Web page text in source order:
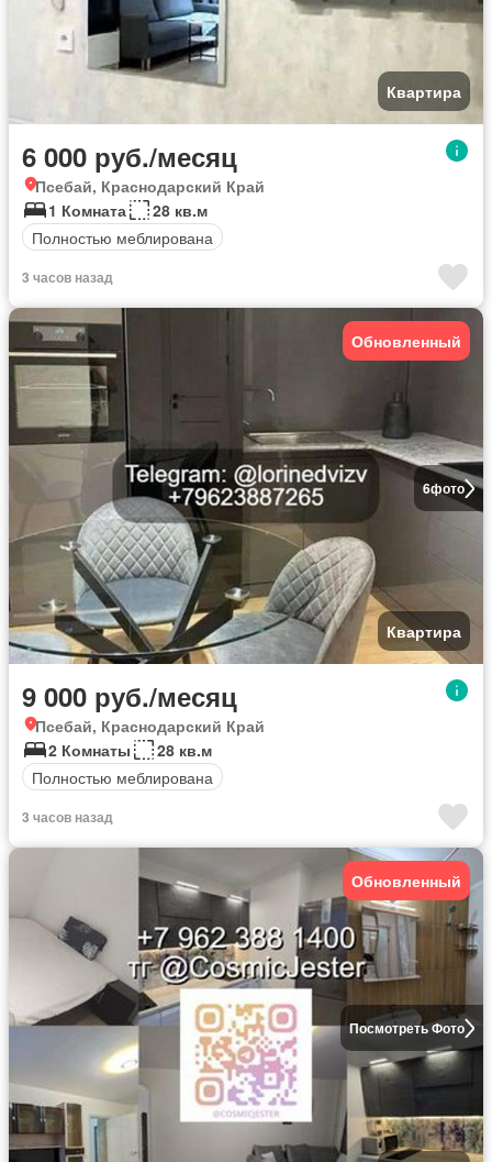
Квартира
6 000 руб./месяц
Псебай, Краснодарский Край
1 Комната
28 кв.м
Полностью меблирована
3 часов назад
6фото
Обновленный
Квартира
9 000 руб./месяц
Псебай, Краснодарский Край
2 Комнаты
28 кв.м
Полностью меблирована
3 часов назад
Посмотреть Фото
Обновленный